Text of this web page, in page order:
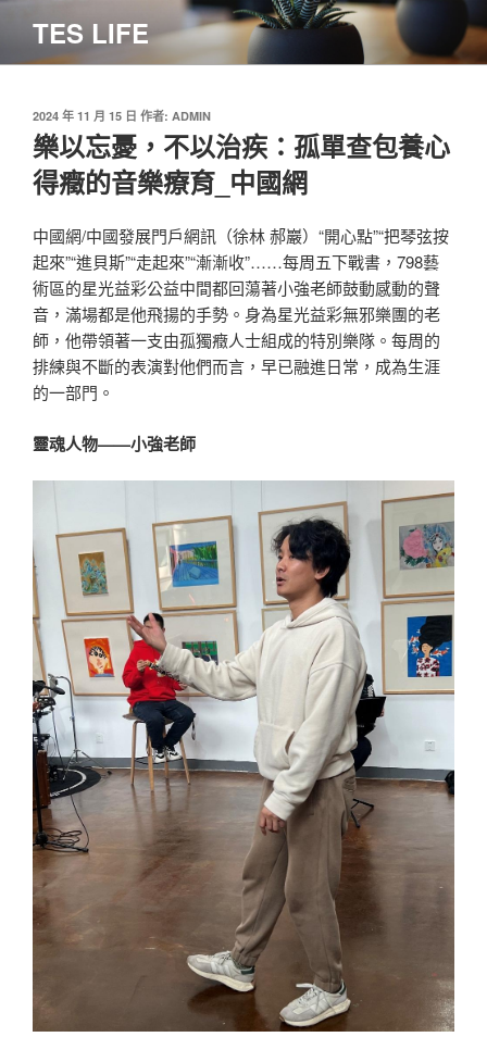
主
TES LIFE
發
佈
於
2024 年 11 月 15 日 作者: ADMIN
樂以忘憂，不以治疾：孤單查包養心
得癥的音樂療育_中國網
中國網/中國發展門戶網訊（徐林 郝巖）“開心點”“把琴弦按
起來”“進貝斯”“走起來”“漸漸收”……每周五下戰書，798藝
術區的星光益彩公益中間都回蕩著小強老師鼓動感動的聲
音，滿場都是他飛揚的手勢。身為星光益彩無邪樂團的老
師，他帶領著一支由孤獨癥人士組成的特別樂隊。每周的
排練與不斷的表演對他們而言，早已融進日常，成為生涯
的一部門。
靈魂人物——小強老師